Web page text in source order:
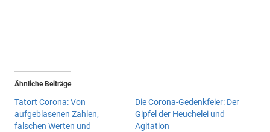
Ähnliche Beiträge
Tatort Corona: Von
aufgeblasenen Zahlen,
falschen Werten und
Die Corona-Gedenkfeier: Der
Gipfel der Heuchelei und
Agitation